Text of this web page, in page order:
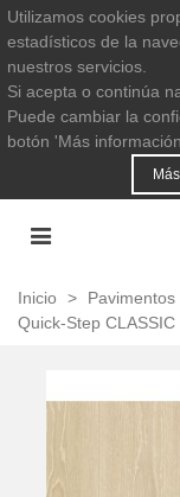
Utilizamos cookies
estadísticos de la
nuestros servicios.
Si acepta o continúa
Puede cambiar la
botón 'Más
Inicio > Pavimentos
Quick-Step